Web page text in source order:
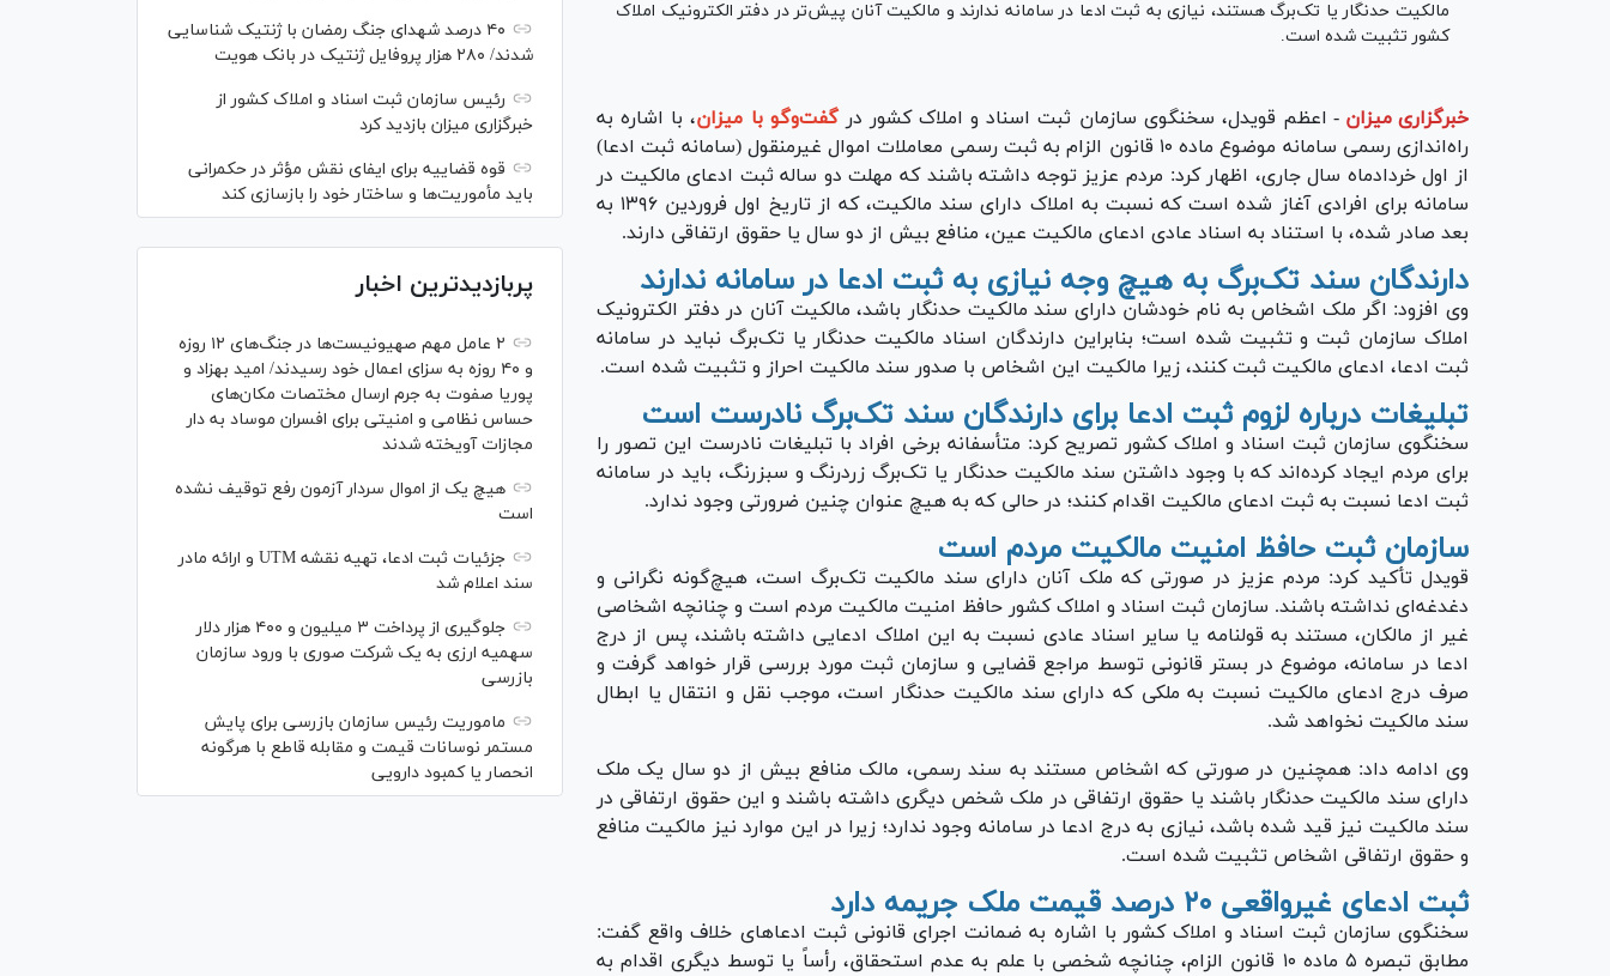
مالکیت حدنگار یا تک‌برگ هستند، نیازی به ثبت ادعا در سامانه ندارند و مالکیت آنان پیش‌تر در دفتر الکترونیک املاک
کشور تثبیت شده است.
خبرگزاری میزان - اعظم قویدل، سخنگوی سازمان ثبت اسناد و املاک کشور درگفت‌و‌گو با میزان، با اشاره به
راه‌اندازی رسمی سامانه موضوع ماده ۱۰ قانون الزام به ثبت رسمی معاملات اموال غیرمنقول (سامانه ثبت ادعا)
از اول خردادماه سال جاری، اظهار کرد: مردم عزیز توجه داشته باشند که مهلت دو ساله ثبت ادعای مالکیت در
سامانه برای افرادی آغاز شده است که نسبت به املاک دارای سند مالکیت، که از تاریخ اول فروردین ۱۳۹۶ به
بعد صادر شده، با استناد به اسناد عادی ادعای مالکیت عین، منافع بیش از دو سال یا حقوق ارتفاقی دارند.
دارندگان سند تک‌برگ به هیچ وجه نیازی به ثبت ادعا در سامانه ندارند
وی افزود: اگر ملک اشخاص به نام خودشان دارای سند مالکیت حدنگار باشد، مالکیت آنان در دفتر الکترونیک
املاک سازمان ثبت و تثبیت شده است؛ بنابراین دارندگان اسناد مالکیت حدنگار یا تک‌برگ نباید در سامانه
ثبت ادعا، ادعای مالکیت ثبت کنند، زیرا مالکیت این اشخاص با صدور سند مالکیت احراز و تثبیت شده است.
تبلیغات درباره لزوم ثبت ادعا برای دارندگان سند تک‌برگ نادرست است
سخنگوی سازمان ثبت اسناد و املاک کشور تصریح کرد: متأسفانه برخی افراد با تبلیغات نادرست این تصور را
برای مردم ایجاد کرده‌اند که با وجود داشتن سند مالکیت حدنگار یا تک‌برگ زردرنگ و سبزرنگ، باید در سامانه
ثبت ادعا نسبت به ثبت ادعای مالکیت اقدام کنند؛ در حالی که به هیچ عنوان چنین ضرورتی وجود ندارد.
سازمان ثبت حافظ امنیت مالکیت مردم است
قویدل تأکید کرد: مردم عزیز در صورتی که ملک آنان دارای سند مالکیت تک‌برگ است، هیچ‌گونه نگرانی و
دغدغه‌ای نداشته باشند. سازمان ثبت اسناد و املاک کشور حافظ امنیت مالکیت مردم است و چنانچه اشخاصی
غیر از مالکان، مستند به قولنامه یا سایر اسناد عادی نسبت به این املاک ادعایی داشته باشند، پس از درج
ادعا در سامانه، موضوع در بستر قانونی توسط مراجع قضایی و سازمان ثبت مورد بررسی قرار خواهد گرفت و
صرف درج ادعای مالکیت نسبت به ملکی که دارای سند مالکیت حدنگار است، موجب نقل و انتقال یا ابطال
سند مالکیت نخواهد شد.
وی ادامه داد: همچنین در صورتی که اشخاص مستند به سند رسمی، مالک منافع بیش از دو سال یک ملک
دارای سند مالکیت حدنگار باشند یا حقوق ارتفاقی در ملک شخص دیگری داشته باشند و این حقوق ارتفاقی در
سند مالکیت نیز قید شده باشد، نیازی به درج ادعا در سامانه وجود ندارد؛ زیرا در این موارد نیز مالکیت منافع
و حقوق ارتفاقی اشخاص تثبیت شده است.
ثبت ادعای غیرواقعی ۲۰ درصد قیمت ملک جریمه دارد
سخنگوی سازمان ثبت اسناد و املاک کشور با اشاره به ضمانت اجرای قانونی ثبت ادعا‌های خلاف واقع گفت:
مطابق تبصره ۵ ماده ۱۰ قانون الزام، چنانچه شخصی با علم به عدم استحقاق، رأساً یا توسط دیگری اقدام به
۴۰ درصد شهدای جنگ رمضان با ژنتیک شناسایی
شدند/ ۲۸۰ هزار پروفایل ژنتیک در بانک هویت
رئیس سازمان ثبت اسناد و املاک کشور از
خبرگزاری میزان بازدید کرد
قوه قضاییه برای ایفای نقش مؤثر در حکمرانی
باید مأموریت‌ها و ساختار خود را بازسازی کند
پربازدیدترین اخبار
۲ عامل مهم صهیونیست‌ها در جنگ‌های ۱۲ روزه
و ۴۰ روزه به سزای اعمال خود رسیدند/ امید بهزاد و
پوریا صفوت به جرم ارسال مختصات مکان‌های
حساس نظامی و امنیتی برای افسران موساد به دار
مجازات آویخته شدند
هیچ یک از اموال سردار آزمون رفع توقیف نشده
است
جزئیات ثبت ادعا، تهیه نقشه UTM و ارائه مادر
سند اعلام شد
جلوگیری از پرداخت ۳ میلیون و ۴۰۰ هزار دلار
سهمیه ارزی به یک شرکت صوری با ورود سازمان
بازرسی
ماموریت رئیس سازمان بازرسی برای پایش
مستمر نوسانات قیمت و مقابله قاطع با هرگونه
انحصار یا کمبود دارویی